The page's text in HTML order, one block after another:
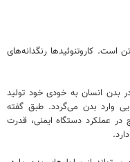
است. کاروتنوئیدها رنگدانه‌های
بدن انسان به خودی خود تولید
وارد بدن می‌گردد. طبق گفته
عملکرد دستگاه ایمنی، قدرت